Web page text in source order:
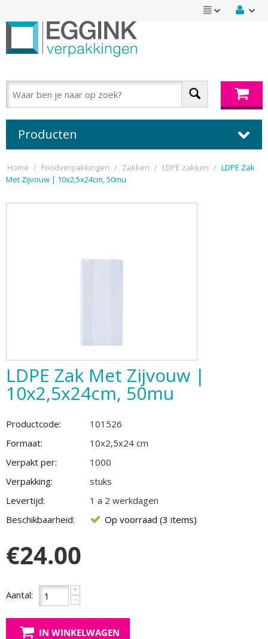
Producten
Home / Foodverpakkingen / Zakken / LDPE zakken / LDPE Zak
Met Zijvouw | 10x2,5x24cm, 50mu
LDPE Zak Met Zijvouw |
10x2,5x24cm, 50mu
Productcode:
101526
Formaat:
10x2,5x24 cm
Verpakt per:
1000
Verpakking:
stuks
Levertijd:
1 a 2 werkdagen
Beschikbaarheid:
Op voorraad (3 items)
€24.00
Aantal: +
−
IN WINKELWAGEN